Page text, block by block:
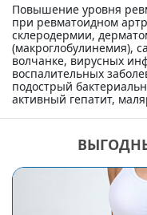
Повышение уровня
при ревматоидном
склеродермии,
(макроглобулинемия),
волчанке, вирусных
воспалительных
подострый
активный гепатит,